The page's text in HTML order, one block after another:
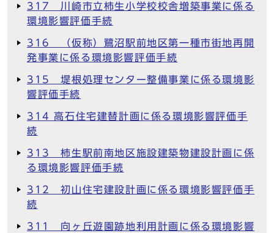
317 川崎市立柿生小学校校舎増築事業に係る
環境影響評価手続
316 （仮称）鷺沼駅前地区第一種市街地再開
発事業に係る環境影響評価手続
315 堤根処理センター整備事業に係る環境影
響評価手続
314 高石住宅建替計画に係る環境影響評価手
続
313 柿生駅前南地区施設建築物建設計画に係
る環境影響評価手続
312 初山住宅建設計画に係る環境影響評価手
続
311 向ヶ丘遊園跡地利用計画に係る環境影響